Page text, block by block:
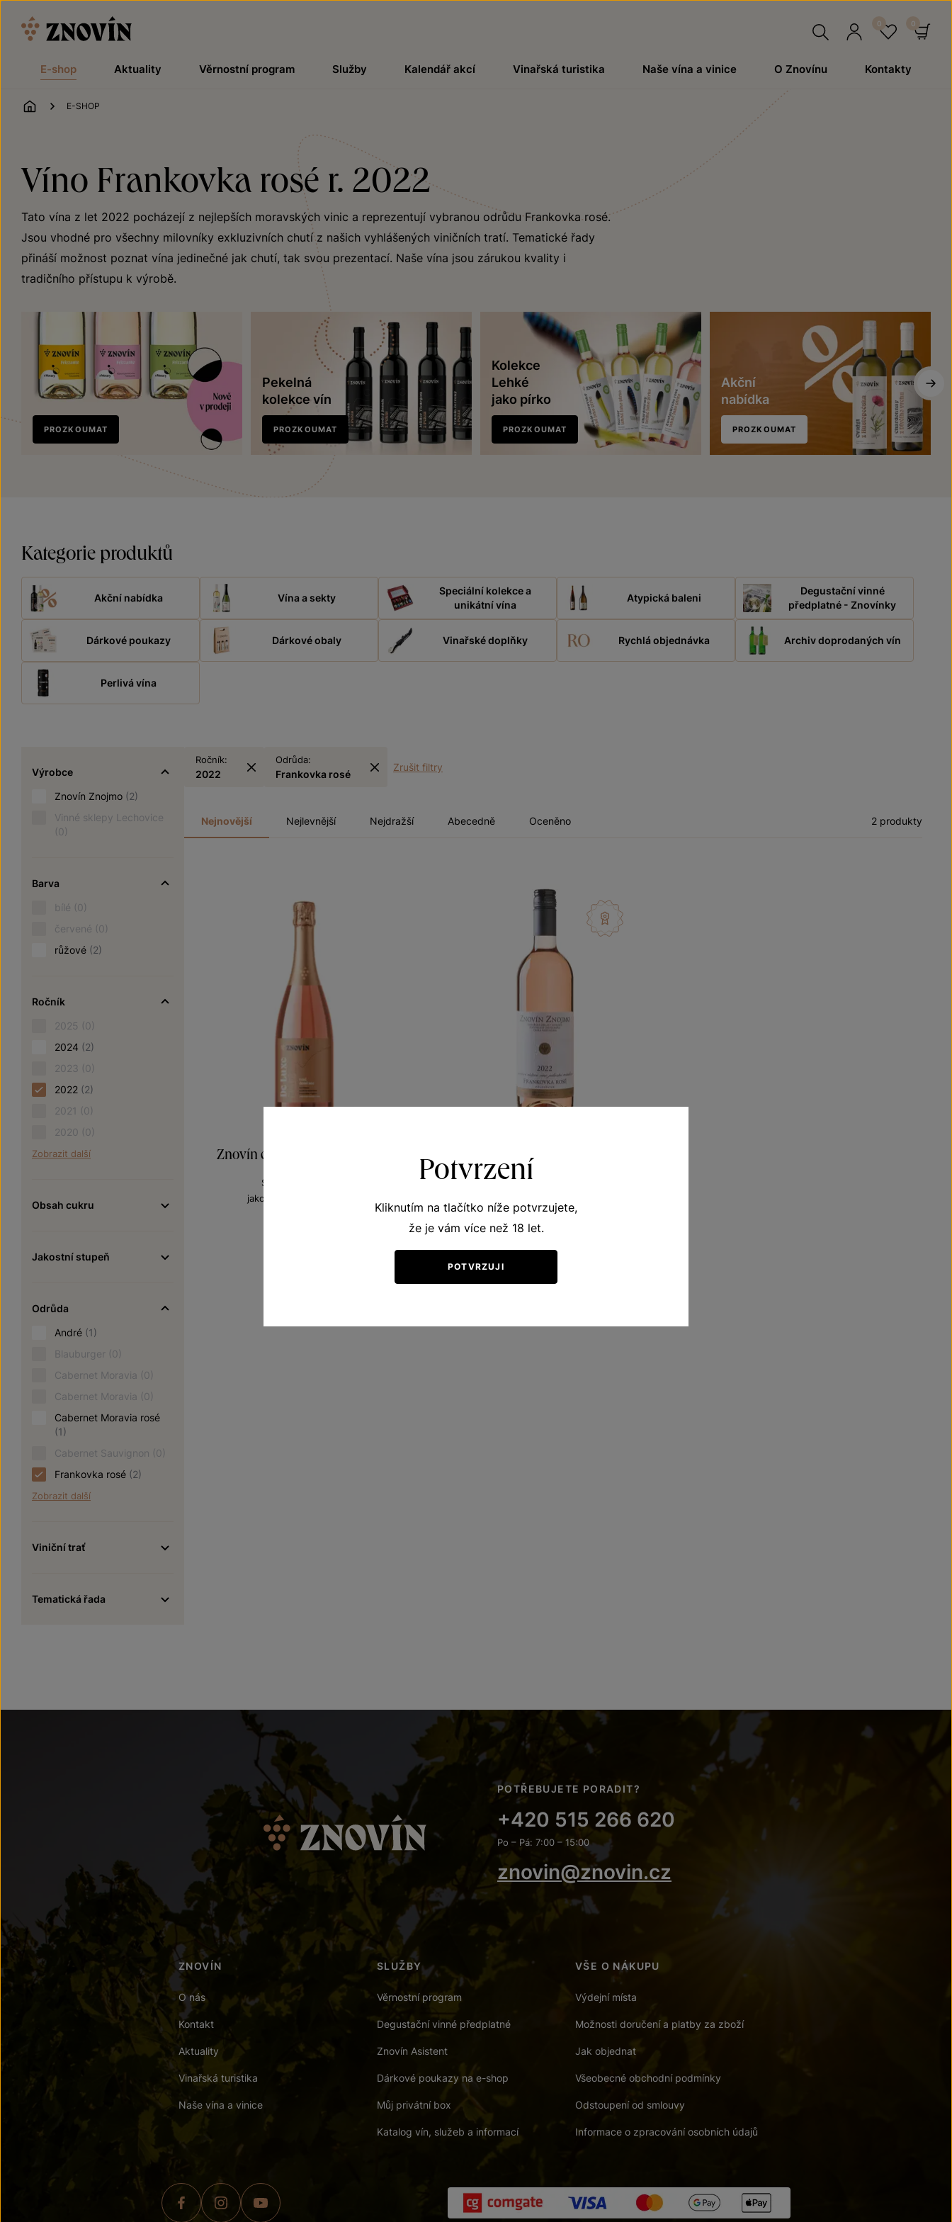
E-shop Aktuality Věrnostní program Služby Kalendář akcí Vinařská turistika Naše vína a vinice O Znovínu Kontakty
ÚVOD
E-SHOP
Víno Frankovka rosé r. 2022
Tato vína z let 2022 pocházejí z nejlepších moravských vinic a reprezentují vybranou odrůdu Frankovka rosé.
Jsou vhodné pro všechny milovníky exkluzivních chutí z našich vyhlášených viničních tratí. Tematické řady
přináší možnost poznat vína jedinečné jak chutí, tak svou prezentací. Naše vína jsou zárukou kvality i
tradičního přístupu k výrobě.
Nově
v prodeji
PROZKOUMAT
Pekelná
kolekce vín
PROZKOUMAT
Kolekce
Lehké
jako pírko
PROZKOUMAT
Akční
nabídka
PROZKOUMAT
Kategorie produktů
Akční nabídka Vína a sekty
Speciální kolekce a
unikátní vína
Atypická baleni
Degustační vinné
předplatné - Znovínky
Dárkové poukazy Dárkové obaly Vinařské doplňky Rychlá objednávka Archiv doprodaných vín
Perlivá vína
Výrobce
Znovín Znojmo (2)
Vinné sklepy Lechovice
(0)
Barva
bílé (0)
červené (0)
růžové (2)
Ročník
2025 (0)
2024 (2)
2023 (0)
2022 (2)
2021 (0)
2020 (0)
Zobrazit další
Obsah cukru
Jakostní stupeň
Odrůda
André (1)
Blauburger (0)
Cabernet Moravia (0)
Cabernet Moravia (0)
Cabernet Moravia rosé
(1)
Cabernet Sauvignon (0)
Frankovka rosé (2)
Zobrazit další
Viniční trať
Tematická řada
Ročník:
2022
Odrůda:
Frankovka rosé
Zrušit filtry
Nejnovější Nejlevnější Nejdražší Abecedně Oceněno 2 produkty
Znovín de Luxe Rosé Demi sec
Sekty a šumivá vína
jakostní šumivé víno 2022
Frankovka rosé
Rozkvetlá louka
Šarže 2336
120
POTŘEBUJETE PORADIT?
+420 515 266 620
Po – Pá: 7:00 – 15:00
znovin@znovin.cz
ZNOVÍN
O nás
Kontakt
Aktuality
Vinařská turistika
Naše vína a vinice
SLUŽBY
Věrnostní program
Degustační vinné předplatné
Znovín Asistent
Dárkové poukazy na e-shop
Můj privátní box
Katalog vín, služeb a informací
VŠE O NÁKUPU
Výdejní místa
Možnosti doručení a platby za zboží
Jak objednat
Všeobecné obchodní podmínky
Odstoupení od smlouvy
Informace o zpracování osobních údajů
Potvrzení
Kliknutím na tlačítko níže potvrzujete,
že je vám více než 18 let.
POTVRZUJI